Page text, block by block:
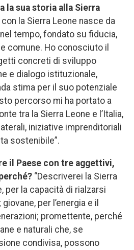
la sua storia alla Sierra
con la Sierra Leone nasce da
tempo, fondato su fiducia,
comune. Ho conosciuto il
concreti di sviluppo
e dialogo istituzionale,
stima per il suo potenziale
percorso mi ha portato a
tra la Sierra Leone e l’Italia,
iniziative imprenditoriali
sostenibile”.
il Paese con tre aggettivi,
“Descriverei la Sierra
per la capacità di rialzarsi
per l’energia e il
promettente, perché
e naturali che, se
condivisa, possono